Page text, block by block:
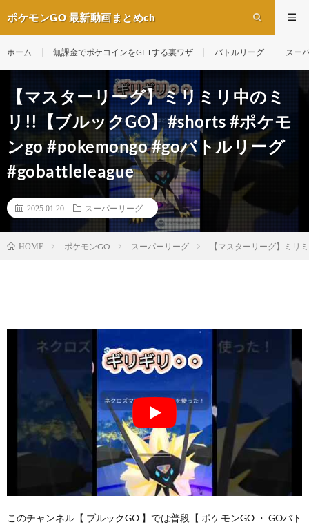
ポケモンGO 最新動画まとめch
ホーム 無課金でポケコインをGETする裏ワザ バトルリーグ スー
【マスターリーグ】ミリミリ中のミ
リ!!【ブルックGO】#shorts #ポケモ
ンgo #pokemongo #goバトルリーグ
#gobattleleague
2025.01.20 スーパーリーグ
HOME ポケモンGO スーパーリーグ 【マスターリーグ】ミリ
このチャンネル【 ブルックGO 】では普段【 ポケモンGO ・ GOバト